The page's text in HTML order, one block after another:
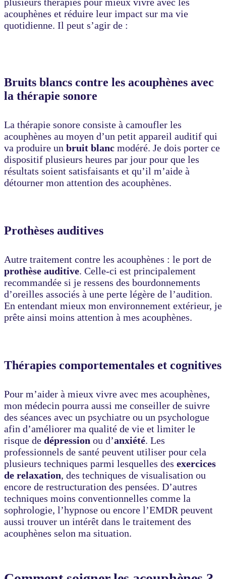
acouphènes et réduire leur impact sur ma vie
quotidienne. Il peut s’agir de :
Bruits blancs contre les acouphènes avec
la thérapie sonore
La thérapie sonore consiste à camoufler les
acouphènes au moyen d’un petit appareil auditif qui
va produire un bruit blanc modéré. Je dois porter ce
dispositif plusieurs heures par jour pour que les
résultats soient satisfaisants et qu’il m’aide à
détourner mon attention des acouphènes.
Prothèses auditives
Autre traitement contre les acouphènes : le port de
prothèse auditive. Celle-ci est principalement
recommandée si je ressens des bourdonnements
d’oreilles associés à une perte légère de l’audition.
En entendant mieux mon environnement extérieur, je
prête ainsi moins attention à mes acouphènes.
Thérapies comportementales et cognitives
Pour m’aider à mieux vivre avec mes acouphènes,
mon médecin pourra aussi me conseiller de suivre
des séances avec un psychiatre ou un psychologue
afin d’améliorer ma qualité de vie et limiter le
risque de dépression ou d’anxiété. Les
professionnels de santé peuvent utiliser pour cela
plusieurs techniques parmi lesquelles des exercices
de relaxation, des techniques de visualisation ou
encore de restructuration des pensées. D’autres
techniques moins conventionnelles comme la
sophrologie, l’hypnose ou encore l’EMDR peuvent
aussi trouver un intérêt dans le traitement des
acouphènes selon ma situation.